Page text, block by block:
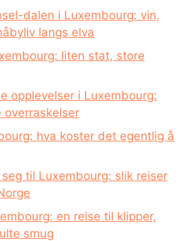
dalen i Luxembourg: vin,
langs elva
liten stat, store
opplevelser i Luxembourg:
hva koster det egentlig å
til Luxembourg: slik reiser
en reise til klipper,
smug